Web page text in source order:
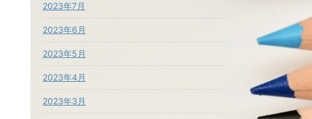
2023年7月
2023年6月
2023年5月
2023年4月
2023年3月